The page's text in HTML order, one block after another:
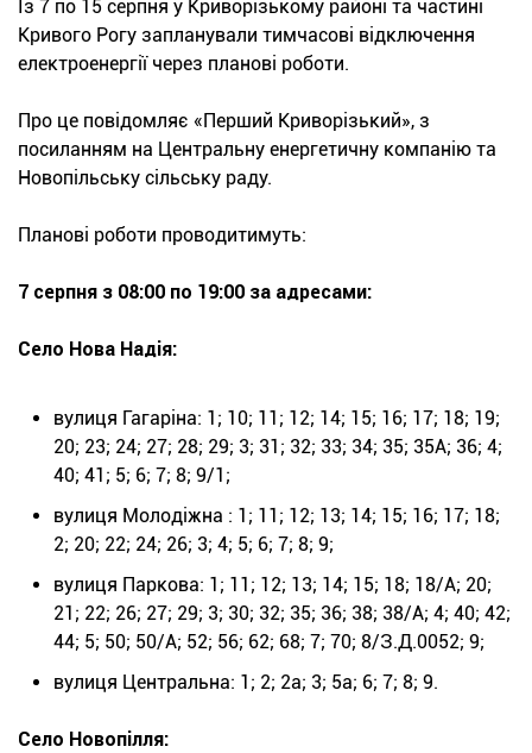
Із 7 по 15 серпня у Криворізькому районі та частині
Кривого Рогу запланували тимчасові відключення
електроенергії через планові роботи.
Про це повідомляє «Перший Криворізький», з
посиланням на Центральну енергетичну компанію та
Новопільську сільську раду.
Планові роботи проводитимуть:
7 серпня з 08:00 по 19:00 за адресами:
Село Нова Надія:
вулиця Гагаріна: 1; 10; 11; 12; 14; 15; 16; 17; 18; 19;
20; 23; 24; 27; 28; 29; 3; 31; 32; 33; 34; 35; 35А; 36; 4;
40; 41; 5; 6; 7; 8; 9/1;
вулиця Молодіжна : 1; 11; 12; 13; 14; 15; 16; 17; 18;
2; 20; 22; 24; 26; 3; 4; 5; 6; 7; 8; 9;
вулиця Паркова: 1; 11; 12; 13; 14; 15; 18; 18/А; 20;
21; 22; 26; 27; 29; 3; 30; 32; 35; 36; 38; 38/А; 4; 40; 42;
44; 5; 50; 50/А; 52; 56; 62; 68; 7; 70; 8/З.Д.0052; 9;
вулиця Центральна: 1; 2; 2а; 3; 5а; 6; 7; 8; 9.
Село Новопілля: